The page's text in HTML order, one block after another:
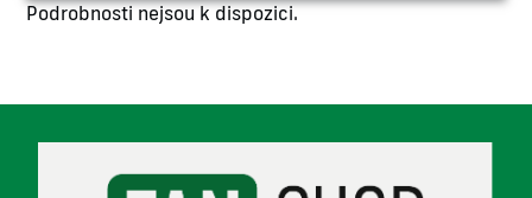
Podrobnosti nejsou k dispozici.